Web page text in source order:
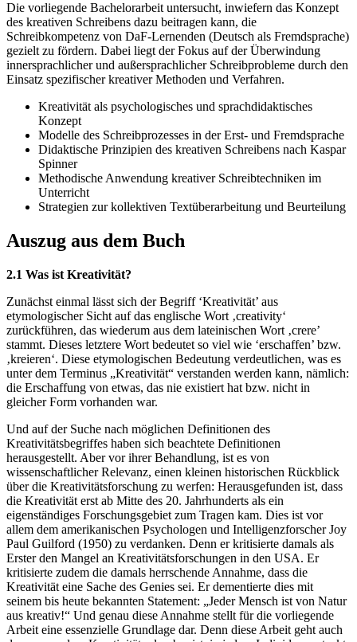
Die vorliegende Bachelorarbeit untersucht, inwiefern das Konzept
des kreativen Schreibens dazu beitragen kann, die
Schreibkompetenz von DaF-Lernenden (Deutsch als Fremdsprache)
gezielt zu fördern. Dabei liegt der Fokus auf der Überwindung
innersprachlicher und außersprachlicher Schreibprobleme durch den
Einsatz spezifischer kreativer Methoden und Verfahren.
Kreativität als psychologisches und sprachdidaktisches
Konzept
Modelle des Schreibprozesses in der Erst- und Fremdsprache
Didaktische Prinzipien des kreativen Schreibens nach Kaspar
Spinner
Methodische Anwendung kreativer Schreibtechniken im
Unterricht
Strategien zur kollektiven Textüberarbeitung und Beurteilung
Auszug aus dem Buch
2.1 Was ist Kreativität?
Zunächst einmal lässt sich der Begriff ‘Kreativität’ aus
etymologischer Sicht auf das englische Wort ‚creativity‘
zurückführen, das wiederum aus dem lateinischen Wort ‚crere’
stammt. Dieses letztere Wort bedeutet so viel wie ‘erschaffen’ bzw.
‚kreieren‘. Diese etymologischen Bedeutung verdeutlichen, was es
unter dem Terminus „Kreativität“ verstanden werden kann, nämlich:
die Erschaffung von etwas, das nie existiert hat bzw. nicht in
gleicher Form vorhanden war.
Und auf der Suche nach möglichen Definitionen des
Kreativitätsbegriffes haben sich beachtete Definitionen
herausgestellt. Aber vor ihrer Behandlung, ist es von
wissenschaftlicher Relevanz, einen kleinen historischen Rückblick
über die Kreativitätsforschung zu werfen: Herausgefunden ist, dass
die Kreativität erst ab Mitte des 20. Jahrhunderts als ein
eigenständiges Forschungsgebiet zum Tragen kam. Dies ist vor
allem dem amerikanischen Psychologen und Intelligenzforscher Joy
Paul Guilford (1950) zu verdanken. Denn er kritisierte damals als
Erster den Mangel an Kreativitätsforschungen in den USA. Er
kritisierte zudem die damals herrschende Annahme, dass die
Kreativität eine Sache des Genies sei. Er dementierte dies mit
seinem bis heute bekannten Statement: „Jeder Mensch ist von Natur
aus kreativ!“ Und genau diese Annahme stellt für die vorliegende
Arbeit eine essenzielle Grundlage dar. Denn diese Arbeit geht auch